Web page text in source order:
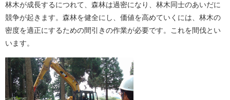
林木が成長するにつれて、森林は過密になり、林木同士のあいだに
競争が起きます。森林を健全にし、価値を高めていくには、林木の
密度を適正にするための間引きの作業が必要です。これを間伐とい
います。